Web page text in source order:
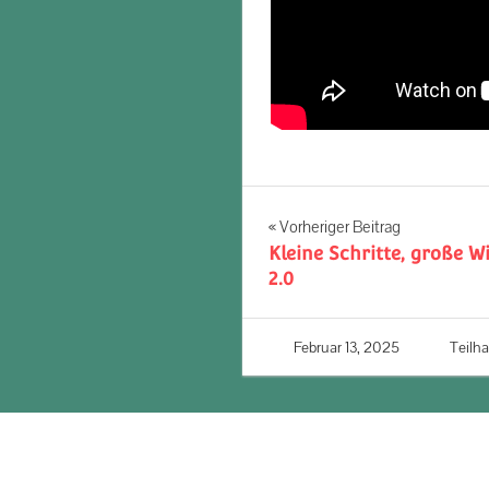
Beitragsnavigation
Vorheriger Beitrag
Kleine Schritte, große
2.0
Februar 13, 2025 J